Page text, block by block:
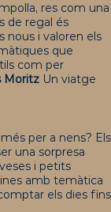
res com una
de regal és
nous i valoren els
que
com per
Moritz Un viatge
per a nens? Els
una sorpresa
i petits
amb temàtica
els dies fins